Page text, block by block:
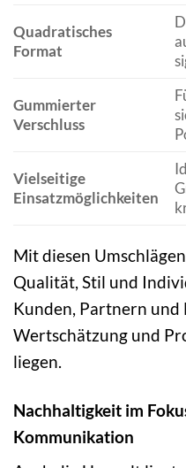
Quadratisches
Format
Gummierter
Verschluss
Vielseitige
Einsatzmöglichkeiten
Mit diesen
Qualität, Stil und
Kunden, Partnern und
Wertschätzung und
liegen.
Nachhaltigkeit im
Kommunikation